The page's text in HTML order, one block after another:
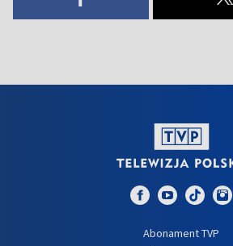
Abonament TVP